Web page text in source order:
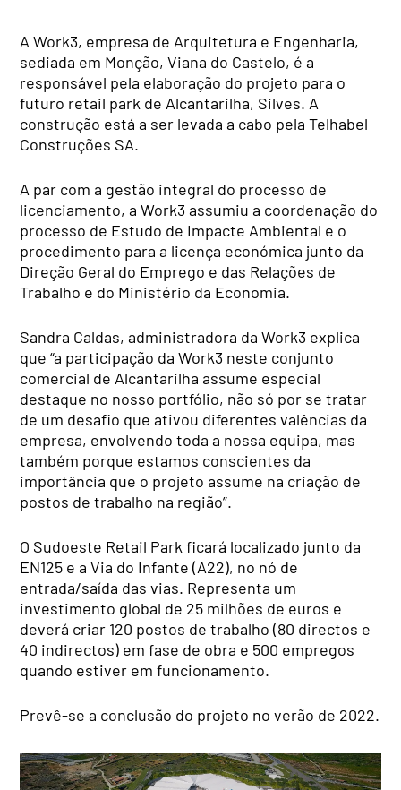
A Work3, empresa de Arquitetura e Engenharia,
sediada em Monção, Viana do Castelo, é a
responsável pela elaboração do projeto para o
futuro retail park de Alcantarilha, Silves. A
construção está a ser levada a cabo pela Telhabel
Construções SA.
A par com a gestão integral do processo de
licenciamento, a Work3 assumiu a coordenação do
processo de Estudo de Impacte Ambiental e o
procedimento para a licença económica junto da
Direção Geral do Emprego e das Relações de
Trabalho e do Ministério da Economia.
Sandra Caldas, administradora da Work3 explica
que “a participação da Work3 neste conjunto
comercial de Alcantarilha assume especial
destaque no nosso portfólio, não só por se tratar
de um desafio que ativou diferentes valências da
empresa, envolvendo toda a nossa equipa, mas
também porque estamos conscientes da
importância que o projeto assume na criação de
postos de trabalho na região”.
O Sudoeste Retail Park ficará localizado junto da
EN125 e a Via do Infante (A22), no nó de
entrada/saída das vias. Representa um
investimento global de 25 milhões de euros e
deverá criar 120 postos de trabalho (80 directos e
40 indirectos) em fase de obra e 500 empregos
quando estiver em funcionamento.
Prevê-se a conclusão do projeto no verão de 2022.